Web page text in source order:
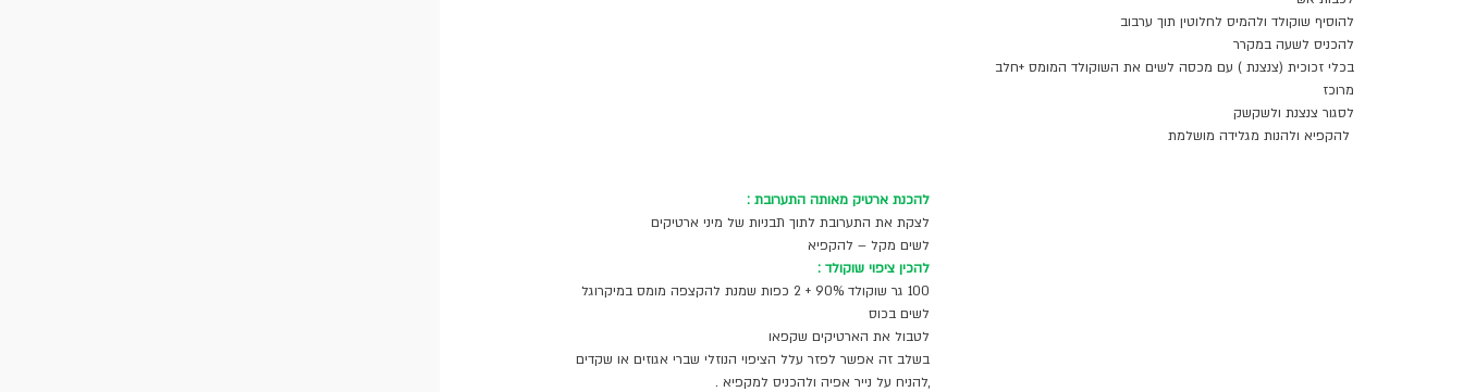
להוסיף שוקולד ולהמיס לחלוטין תוך ערבוב
להכניס לשעה במקרר
בכלי זכוכית (צנצנת ) עם מכסה לשים את השוקולד המומס +חלב
מרוכז
לסגור צנצנת ולשקשק
להכנת ארטיק מאותה התערובת :
לצקת את התערובת לתוך תבניות של מיני ארטיקים
לשים מקל – להקפיא
להכין ציפוי שוקולד :
100 גר שוקולד 90% + 2 כפות שמנת להקצפה מומס במיקרוגל
לשים בכוס
לטבול את הארטיקים שקפאו
בשלב זה אפשר לפזר עלל הציפוי הנוזלי שברי אגוזים או שקדים
,להניח על נייר אפיה ולהכניס למקפיא .